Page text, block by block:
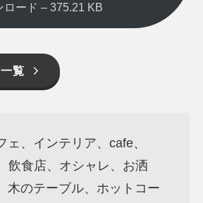
ロード – 375.21 KB
覧
ェ、インテリア、cafe、
飲食店、オシャレ、お洒
木のテーブル、ホットコー